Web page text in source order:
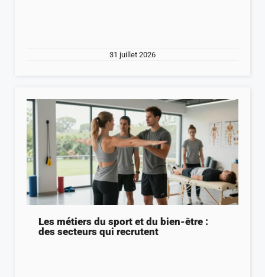
31 juillet 2026
Les métiers du sport et du bien-être :
des secteurs qui recrutent